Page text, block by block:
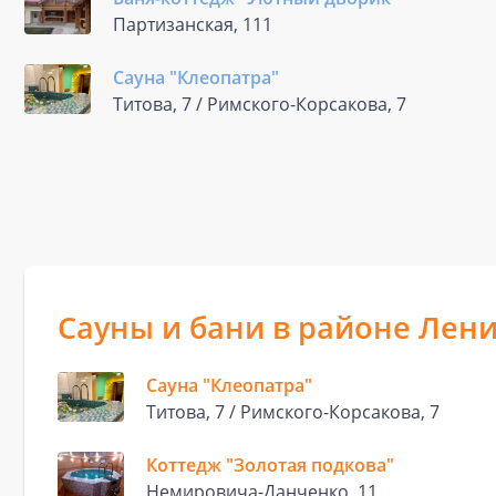
Партизанская, 111
Сауна "Клеопатра"
Титова, 7 / Римского-Корсакова, 7
Сауны и бани в районе
Сауна "Клеопатра"
Титова, 7 / Римского-Корсакова, 7
Коттедж "Золотая подкова"